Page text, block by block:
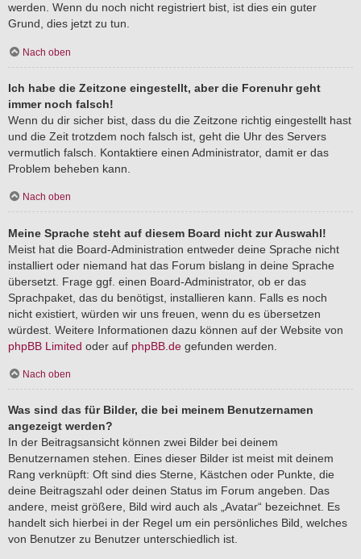
werden. Wenn du noch nicht registriert bist, ist dies ein guter
Grund, dies jetzt zu tun.
Nach oben
Ich habe die Zeitzone eingestellt, aber die Forenuhr geht
immer noch falsch!
Wenn du dir sicher bist, dass du die Zeitzone richtig eingestellt hast
und die Zeit trotzdem noch falsch ist, geht die Uhr des Servers
vermutlich falsch. Kontaktiere einen Administrator, damit er das
Problem beheben kann.
Nach oben
Meine Sprache steht auf diesem Board nicht zur Auswahl!
Meist hat die Board-Administration entweder deine Sprache nicht
installiert oder niemand hat das Forum bislang in deine Sprache
übersetzt. Frage ggf. einen Board-Administrator, ob er das
Sprachpaket, das du benötigst, installieren kann. Falls es noch
nicht existiert, würden wir uns freuen, wenn du es übersetzen
würdest. Weitere Informationen dazu können auf der Website von
phpBB Limited oder auf phpBB.de gefunden werden.
Nach oben
Was sind das für Bilder, die bei meinem Benutzernamen
angezeigt werden?
In der Beitragsansicht können zwei Bilder bei deinem
Benutzernamen stehen. Eines dieser Bilder ist meist mit deinem
Rang verknüpft: Oft sind dies Sterne, Kästchen oder Punkte, die
deine Beitragszahl oder deinen Status im Forum angeben. Das
andere, meist größere, Bild wird auch als „Avatar“ bezeichnet. Es
handelt sich hierbei in der Regel um ein persönliches Bild, welches
von Benutzer zu Benutzer unterschiedlich ist.